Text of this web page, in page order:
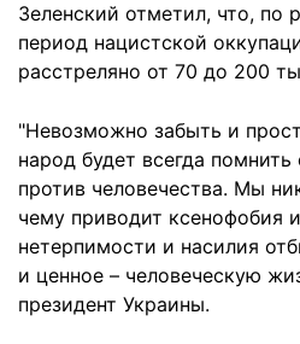
Зеленский отметил, что, по
период нацистской
расстреляно от 70 до 200
"Невозможно забыть и
народ будет всегда
против человечества. Мы
чему приводит ксенофобия
нетерпимости и насилия
и ценное – человеческую
президент Украины.